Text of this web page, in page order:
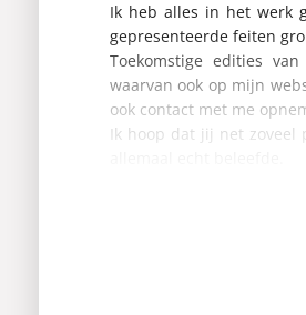
Ik heb alles in het werk
gepresenteerde feiten
Toekomstige edities
waarvan ook op mijn
ook contact met me
Ik hoop dat jij net